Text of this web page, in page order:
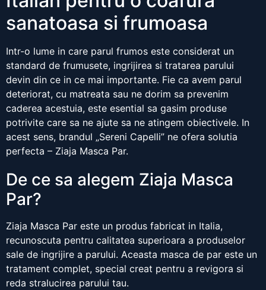
sanatoasa si frumoasa
Intr-o lume in care parul frumos este considerat un
standard de frumusete, ingrijirea si tratarea parului
devin din ce in ce mai importante. Fie ca avem parul
deteriorat, cu matreata sau ne dorim sa prevenim
caderea acestuia, este esential sa gasim produse
potrivite care sa ne ajute sa ne atingem obiectivele. In
acest sens, brandul „Sereni Capelli” ne ofera solutia
perfecta – Ziaja Masca Par.
De ce sa alegem Ziaja Masca
Par?
Ziaja Masca Par este un produs fabricat in Italia,
recunoscuta pentru calitatea superioara a produselor
sale de ingrijire a parului. Aceasta masca de par este un
tratament complet, special creat pentru a revigora si
reda stralucirea parului tau.